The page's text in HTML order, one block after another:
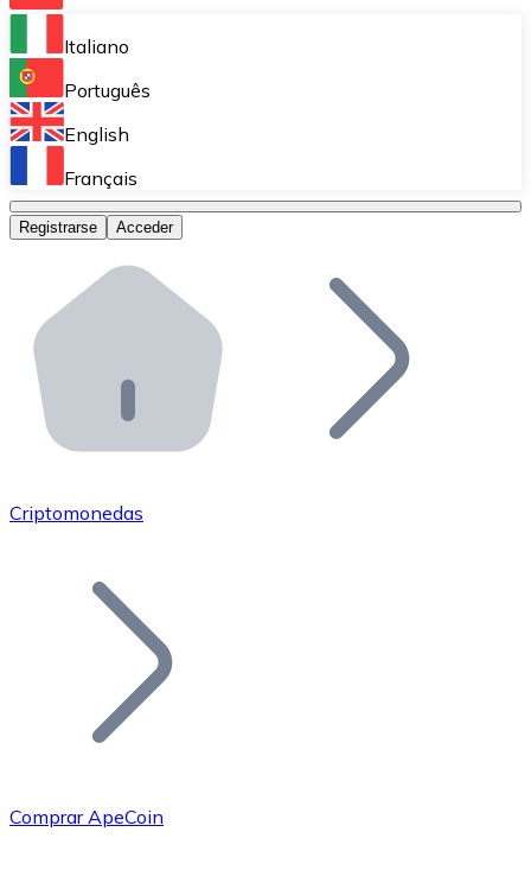
Bitnovo Ramp
Integra nuestra solución en tu plataforma.
Bitnovo Giftcards
Bitnovo OTC
Bitnovo ATM
Integra un ATM Bitnovo en tu negocio y permite que
Bitnovo API
Integra nuestra API en tu ecosistema.
Únete a nuestra red de distribuidores.
Añade tu proyecto a nuestro ecosistema.
Italiano
Português
English
Français
Registrarse Acceder
Criptomonedas
Comprar ApeCoin